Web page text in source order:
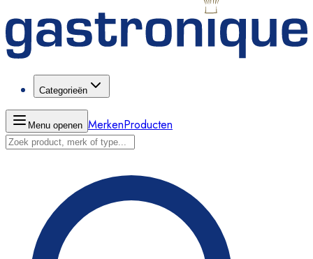
Categorieën
Menu openen MerkenProducten